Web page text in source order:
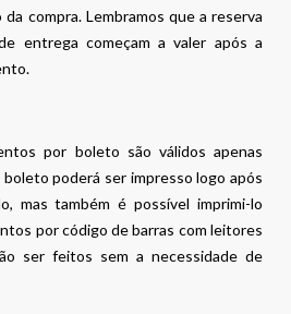
compra. Lembramos que a reserva
entrega começam a valer após a
por boleto são válidos apenas
boleto poderá ser impresso logo após
mas também é possível imprimi-lo
por código de barras com leitores
ser feitos sem a necessidade de